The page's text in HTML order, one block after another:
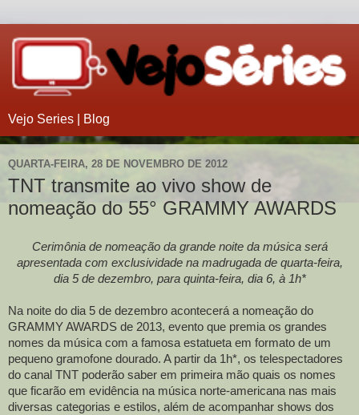
Vejo Series | Blog
QUARTA-FEIRA, 28 DE NOVEMBRO DE 2012
TNT transmite ao vivo show de
nomeação do 55° GRAMMY AWARDS
Cerimônia de nomeação da grande noite da música será
apresentada com exclusividade na madrugada de quarta-feira,
dia 5 de dezembro, para quinta-feira, dia 6, à 1h*
Na noite do dia 5 de dezembro acontecerá a nomeação do
GRAMMY AWARDS de 2013, evento que premia os grandes
nomes da música com a famosa estatueta em formato de um
pequeno gramofone dourado. A partir da 1h*, os telespectadores
do canal TNT poderão saber em primeira mão quais os nomes
que ficarão em evidência na música norte-americana nas mais
diversas categorias e estilos, além de acompanhar shows dos